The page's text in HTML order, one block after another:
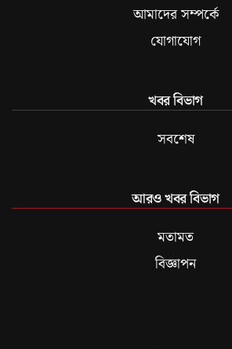
আমাদের সম্পর্কে
যোগাযোগ
খবর বিভাগ
সবশেষ
আরও খবর বিভাগ
মতামত
বিজ্ঞাপন